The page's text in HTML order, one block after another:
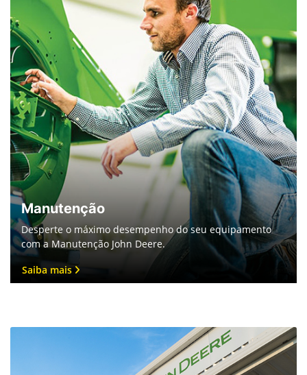
Manutenção
Desperte o máximo desempenho do seu equipamento
com a Manutenção John Deere.
Saiba mais